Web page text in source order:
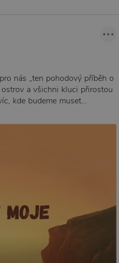
nás „ten pohodový příběh o
a všichni kluci přirostou
kde budeme muset…